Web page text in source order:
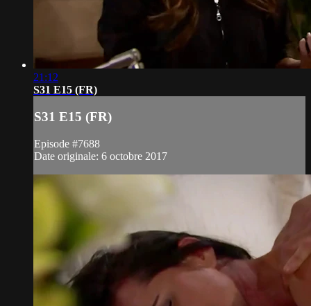
21:12
S31 E15 (FR)
S31 E15 (FR)
Episode #7688
Date originale: 6 octobre 2017